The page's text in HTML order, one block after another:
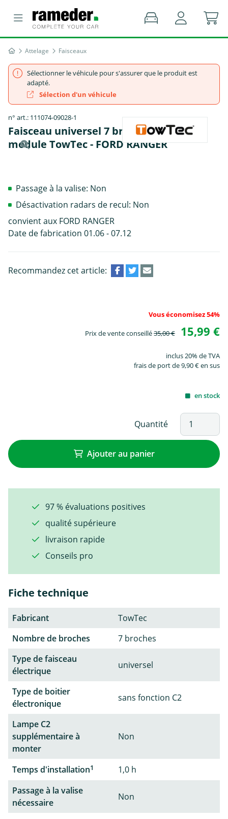
Attelage Faisceaux
Sélectionner le véhicule pour s'assurer que le produit est
adapté.
Sélection d'un véhicule
n° art.: 111074-09028-1
Faisceau universel 7 broches, sans
module TowTec - FORD RANGER
Passage à la valise: Non
Désactivation radars de recul: Non
convient aux FORD RANGER
Date de fabrication 01.06 - 07.12
Recommandez cet article:
Vous économisez 54%
Prix de vente conseillé35,00 € 15,99 €
inclus 20% de TVA
frais de port de 9,90 € en sus
en stock
Quantité
Ajouter au panier
97 % évaluations positives
qualité supérieure
livraison rapide
Conseils pro
Fiche technique
Fabricant
TowTec
Nombre de broches
7 broches
Type de faisceau
électrique
universel
Type de boitier
électronique
sans fonction C2
Lampe C2
supplémentaire à
monter
Non
Temps d'installation1
1,0 h
Passage à la valise
nécessaire
Non